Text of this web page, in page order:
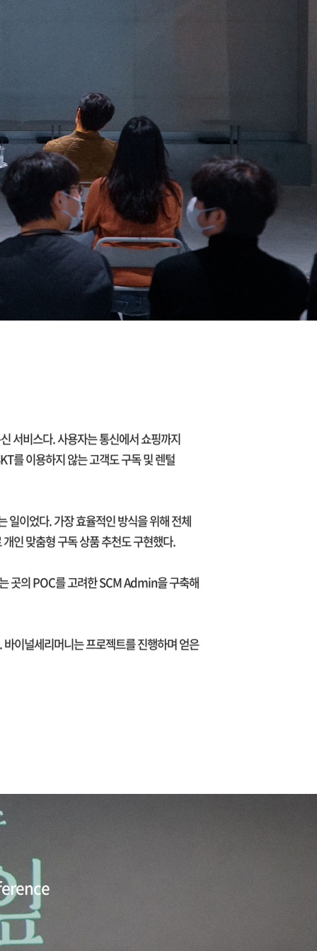
서비스다. 사용자는 통신에서 쇼핑까지
를 이용하지 않는 고객도 구독 및 렌털
일이었다. 가장 효율적인 방식을 위해 전체
인 맞춤형 구독 상품 추천도 구현했다.
곳의 POC를 고려한 SCM Admin을 구축해
이널세리머니는 프로젝트를 진행하며 얻은